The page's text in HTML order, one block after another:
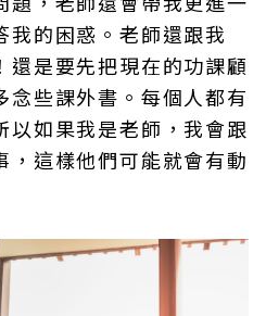
我的困惑。老師還跟我
還是要先把現在的功課顧
念些課外書。每個人都有
以如果我是老師，我會跟
，這樣他們可能就會有動